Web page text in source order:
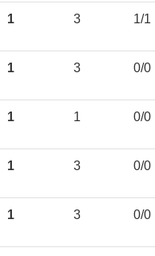
1 3 1/1
1 3 0/0
1 1 0/0
1 3 0/0
1 3 0/0